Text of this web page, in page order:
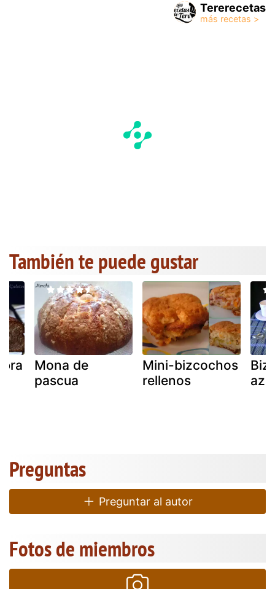
Tererecetas
También te puede gustar
Mona de
pascua
Mini-bizcochos
rellenos
Preguntas
Preguntar al autor
Fotos de miembros